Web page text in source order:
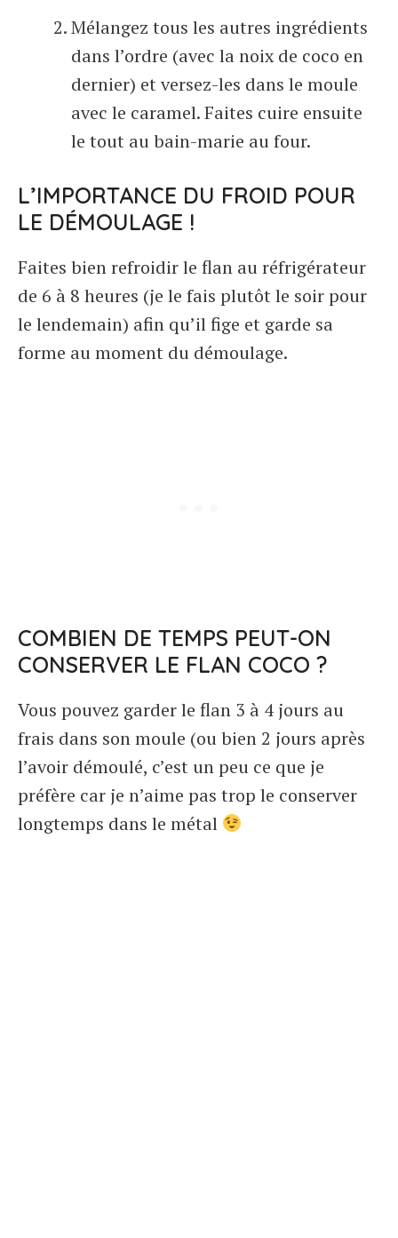
Mélangez tous les autres ingrédients
dans l’ordre (avec la noix de coco en
dernier) et versez-les dans le moule
avec le caramel. Faites cuire ensuite
le tout au bain-marie au four.
L’IMPORTANCE DU FROID POUR
LE DÉMOULAGE !
Faites bien refroidir le flan au réfrigérateur
de 6 à 8 heures (je le fais plutôt le soir pour
le lendemain) afin qu’il fige et garde sa
forme au moment du démoulage.
COMBIEN DE TEMPS PEUT-ON
CONSERVER LE FLAN COCO ?
Vous pouvez garder le flan 3 à 4 jours au
frais dans son moule (ou bien 2 jours après
l’avoir démoulé, c’est un peu ce que je
préfère car je n’aime pas trop le conserver
longtemps dans le métal